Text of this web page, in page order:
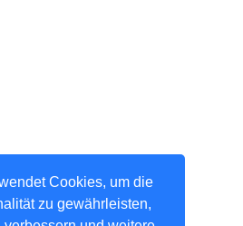
Cookies, um die
zu gewährleisten,